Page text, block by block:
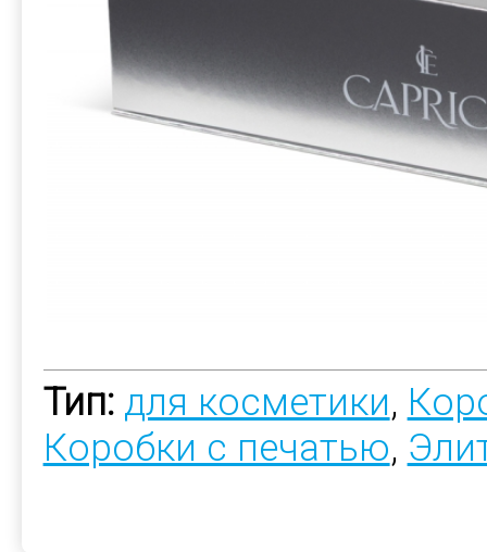
Тип: для косметики,
Коробки с печатью,